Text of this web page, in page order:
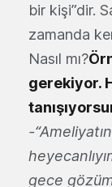
bir kişi”dir.
zamanda
Nasıl mı?
gerekiyor.
-
gece